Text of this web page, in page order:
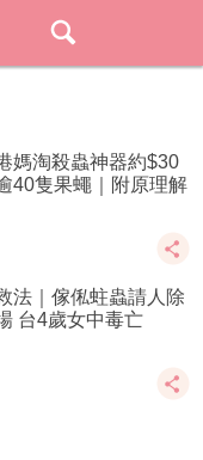
媽淘殺蟲神器約$30
40隻果蠅｜附原理解
法｜傢俬蛀蟲請人除
台4歲女中毒亡